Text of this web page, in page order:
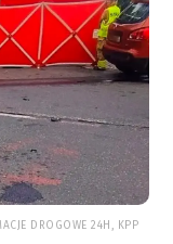
DROGOWE 24H, KPP